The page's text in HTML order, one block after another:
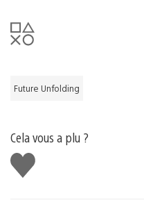
Future Unfolding
Cela vous a plu ?
J'aime